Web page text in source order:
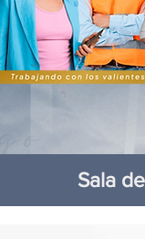
Sala